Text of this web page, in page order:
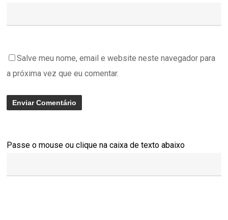
Salve meu nome, email e website neste navegador para
a próxima vez que eu comentar.
Passe o mouse ou clique na caixa de texto abaixo